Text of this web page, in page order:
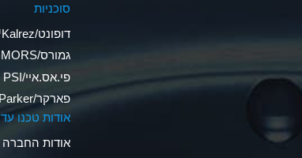
סוכניות
דופונט/Kalrez™
גמורס/GMORS
פי.אס.איי/PSI
פארקר/Parker
אודות טכנו עד
אודות החברה